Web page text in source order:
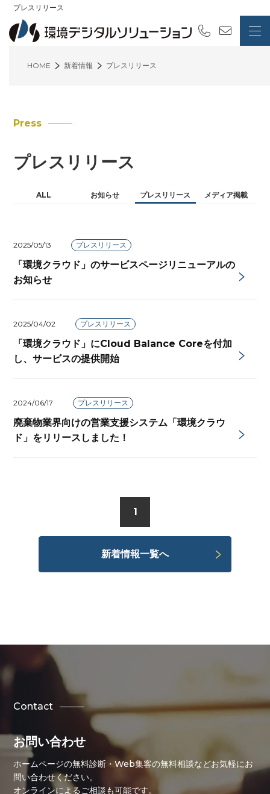
プレスリリース
HOME 新着情報 プレスリリース
Press
プレスリリース
ALL お知らせ プレスリリース メディア掲載
2025/05/13 プレスリリース
「環境クラウド」のサービスページリニューアルの
お知らせ
2025/04/02 プレスリリース
「環境クラウド」にCloud Balance Coreを付加
し、サービスの提供開始
2024/06/17 プレスリリース
廃棄物業界向けの営業支援システム「環境クラウ
ド」をリリースしました！
1
新着情報一覧へ
Contact
お問い合わせ
ホームページの無料診断・Web集客の無料相談などお気軽にお
問い合わせください。
オンラインによるご相談も可能です。